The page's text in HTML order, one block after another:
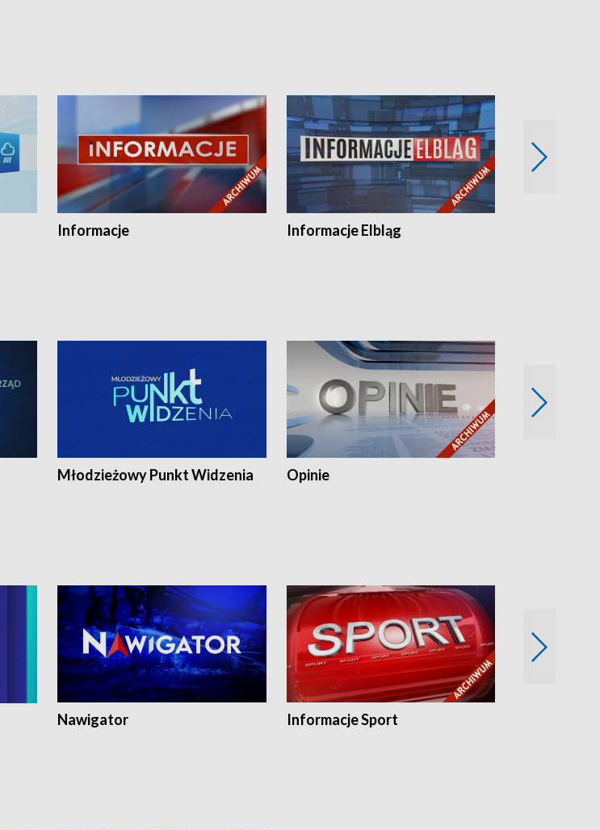
Informacje Informacje Elbląg
Młodzieżowy Punkt Widzenia Opinie
Nawigator Informacje Sport